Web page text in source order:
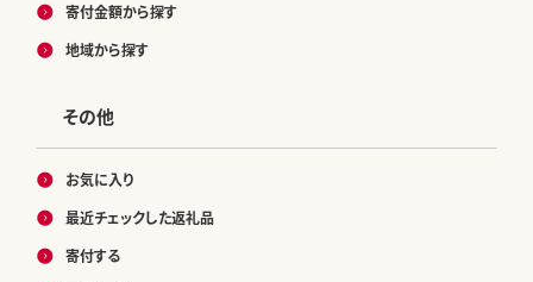
寄付金額から探す
地域から探す
その他
お気に入り
最近チェックした返礼品
寄付する